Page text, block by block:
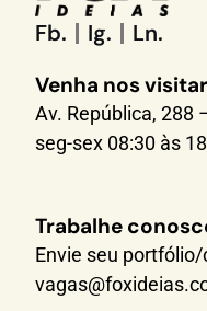
Fb. Ig. Ln.
Venha nos visitar
Av. República, 288
seg-sex 08:30 às
Trabalhe
Envie seu